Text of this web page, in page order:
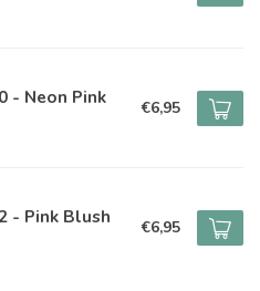
- Neon Pink €6,95
- Pink Blush €6,95